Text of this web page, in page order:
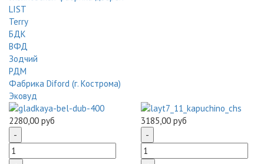
LIST
Terry
БДК
ВФД
Зодчий
РДМ
Фабрика Diford (г. Кострома)
Эковуд
2280,00 руб 3185,00 руб